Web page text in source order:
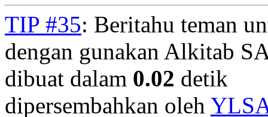
TIP #35: Beritahu teman
dengan gunakan Alkitab
dibuat dalam 0.02 detik
dipersembahkan oleh